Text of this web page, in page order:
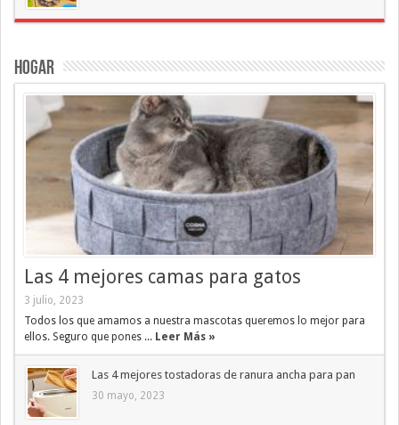
Hogar
Las 4 mejores camas para gatos
3 julio, 2023
Todos los que amamos a nuestra mascotas queremos lo mejor para
ellos. Seguro que pones ... Leer Más »
Las 4 mejores tostadoras de ranura ancha para pan
30 mayo, 2023